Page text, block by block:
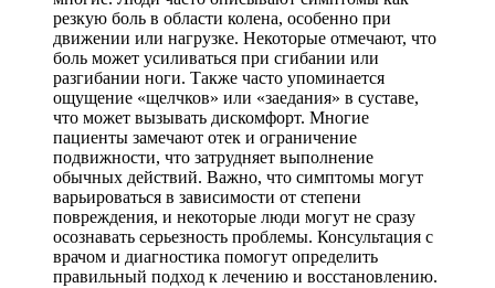
резкую боль в области колена, особенно при
движении или нагрузке. Некоторые отмечают, что
боль может усиливаться при сгибании или
разгибании ноги. Также часто упоминается
ощущение «щелчков» или «заедания» в суставе,
что может вызывать дискомфорт. Многие
пациенты замечают отек и ограничение
подвижности, что затрудняет выполнение
обычных действий. Важно, что симптомы могут
варьироваться в зависимости от степени
повреждения, и некоторые люди могут не сразу
осознавать серьезность проблемы. Консультация с
врачом и диагностика помогут определить
правильный подход к лечению и восстановлению.